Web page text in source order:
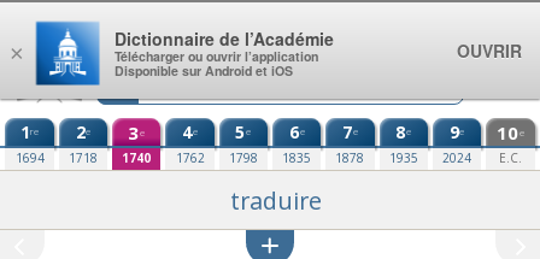
Aller au contenu
1re
1694
2e
1718
3e
1740
4e
1762
5e
1798
6e
1835
7e
1878
8e
1935
9e
2024
10e
E.C.
traduire
×
Dictionnaire de l’Académie
Télécharger ou ouvrir l’application
Disponible sur Android et iOS
OUVRIR